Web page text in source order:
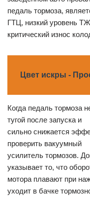
педаль тормоза,
ГТЦ, низкий уровень
критический износ
Цвет искры -
Когда педаль тормоза
тугой после запуска и
сильно снижается
проверить вакуумный
усилитель тормозов.
указывает то, что
мотора плавают при
уходит в бачке